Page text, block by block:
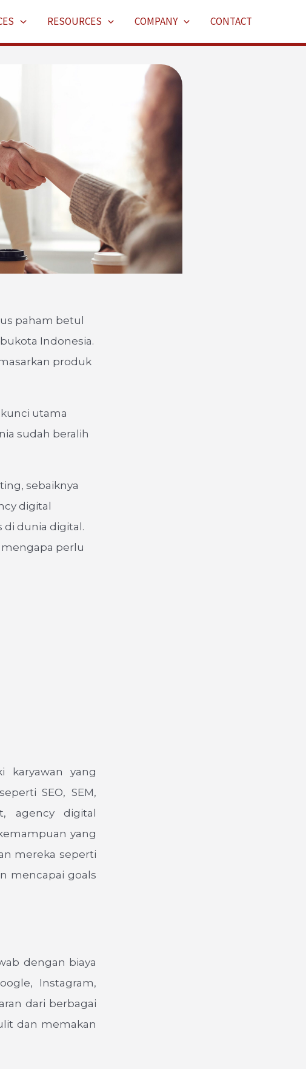
RESOURCES COMPANY CONTACT
paham betul
Indonesia.
produk
utama
sudah beralih
sebaiknya
digital
dunia digital.
perlu
karyawan yang
SEO, SEM,
agency digital
yang
mereka seperti
mencapai goals
dengan biaya
Instagram,
dari berbagai
dan memakan